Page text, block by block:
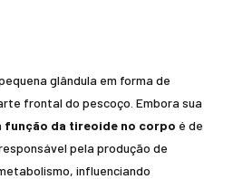
glândula em forma de
frontal do pescoço. Embora sua
função da tireoide no corpo é de
pela produção de
influenciando